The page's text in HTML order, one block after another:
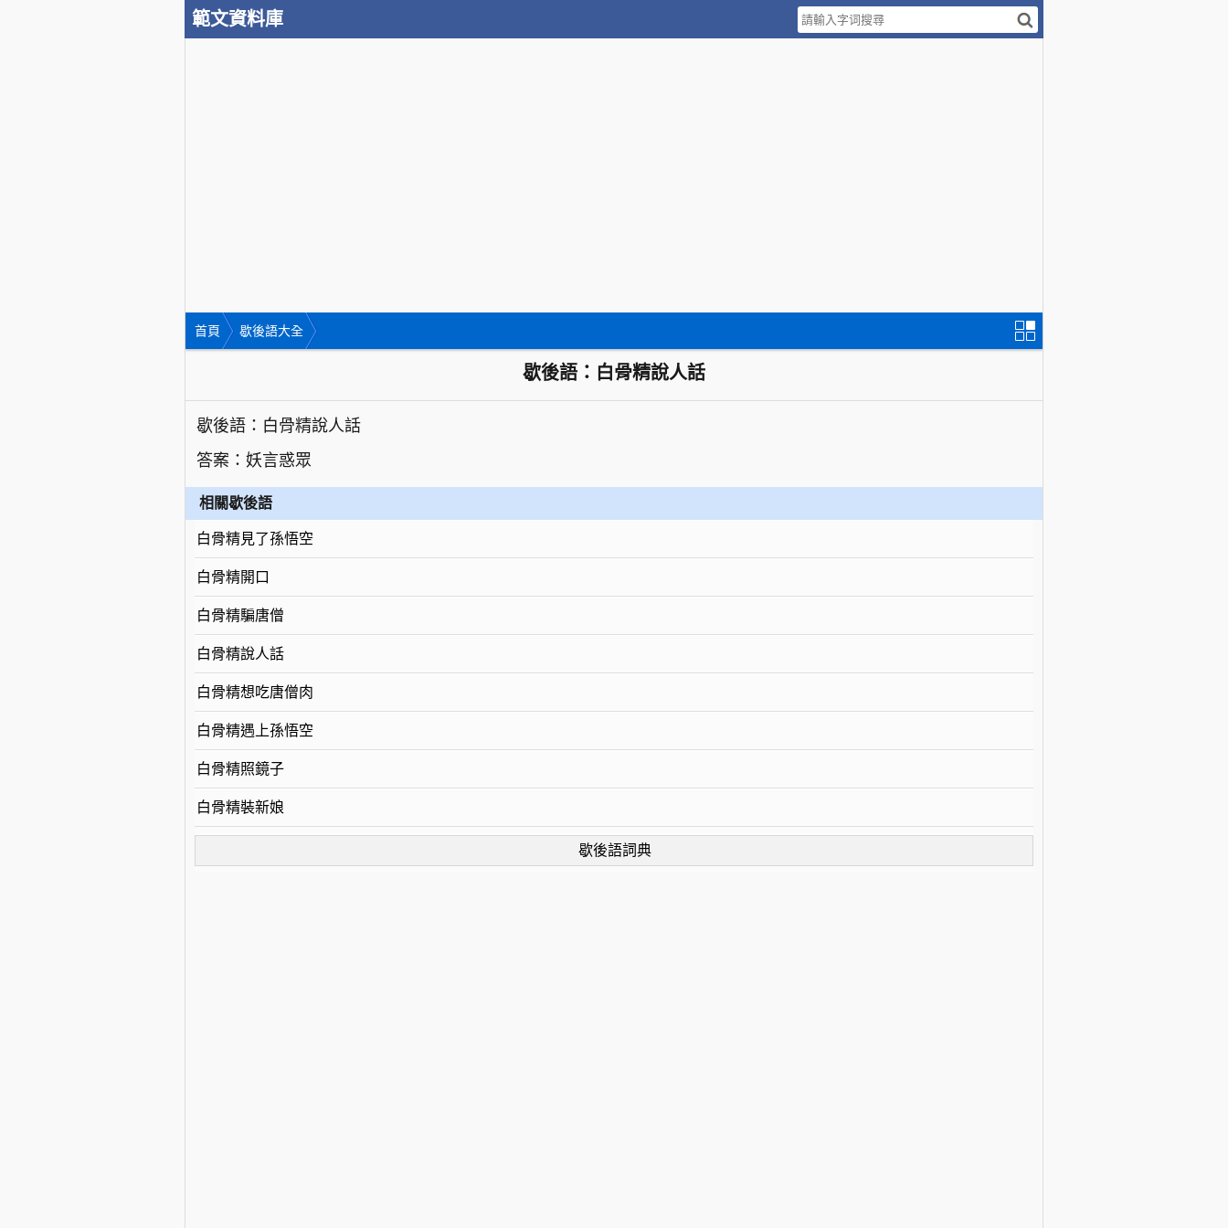
範文資料庫
首頁 歇後語大全
歇後語：白骨精說人話
歇後語：白骨精說人話
答案：妖言惑眾
相關歇後語
白骨精見了孫悟空
白骨精開口
白骨精騙唐僧
白骨精說人話
白骨精想吃唐僧肉
白骨精遇上孫悟空
白骨精照鏡子
白骨精裝新娘
歇後語詞典